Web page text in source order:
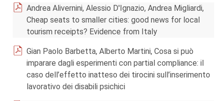
Andrea Alivernini, Alessio D'Ignazio, Andrea Migliardi,
Cheap seats to smaller cities: good news for local
tourism receipts? Evidence from Italy
Gian Paolo Barbetta, Alberto Martini, Cosa si può
imparare dagli esperimenti con partial compliance: il
caso dell’effetto inatteso dei tirocini sull’inserimento
lavorativo dei disabili psichici